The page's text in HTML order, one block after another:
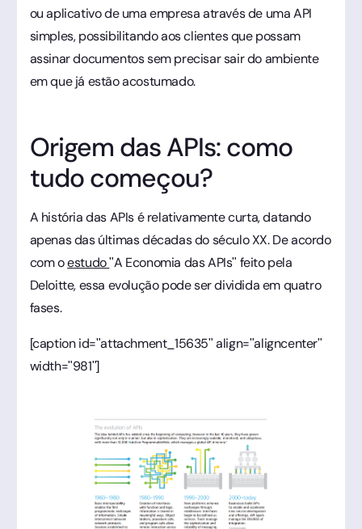
ou aplicativo de uma empresa através de uma API
simples, possibilitando aos clientes que possam
assinar documentos sem precisar sair do ambiente
em que já estão acostumado.
Origem das APIs: como
tudo começou?
A história das APIs é relativamente curta, datando
apenas das últimas décadas do século XX. De acordo
com oestudo"A Economia das APIs" feito pela
Deloitte, essa evolução pode ser dividida em quatro
fases.
[caption id="attachment_15635" align="aligncenter"
width="981"]